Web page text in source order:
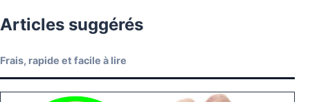
Articles suggérés
Frais, rapide et facile à lire